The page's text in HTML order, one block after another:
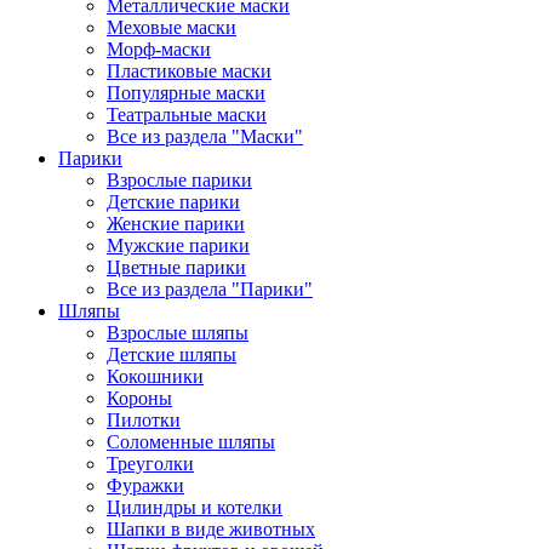
Металлические маски
Меховые маски
Морф-маски
Пластиковые маски
Популярные маски
Театральные маски
Все из раздела "Маски"
Парики
Взрослые парики
Детские парики
Женские парики
Мужские парики
Цветные парики
Все из раздела "Парики"
Шляпы
Взрослые шляпы
Детские шляпы
Кокошники
Короны
Пилотки
Соломенные шляпы
Треуголки
Фуражки
Цилиндры и котелки
Шапки в виде животных